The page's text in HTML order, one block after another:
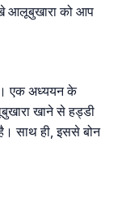
आलूबुखारा को आप
एक अध्ययन के
खाने से हड्डी
साथ ही, इससे बोन